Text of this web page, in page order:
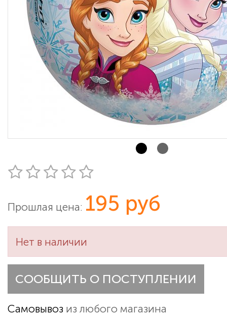
Прошлая цена: 195 руб
Нет в наличии
СООБЩИТЬ О ПОСТУПЛЕНИИ
Самовывоз из любого магазина